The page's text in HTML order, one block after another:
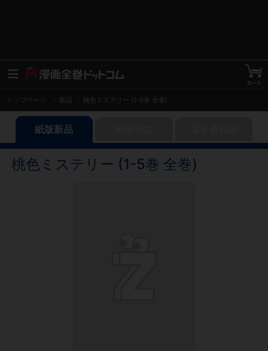
トップページ 新品 桃色ミステリー (1-5巻 全巻)
紙版新品
桃色ミステリー (1-5巻 全巻)